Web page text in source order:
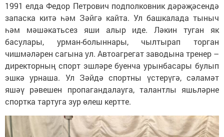
1991 елда Федор Петрович подполковник дәрәҗәсендә
запаска китә һәм Зәйгә кайта. Ул башкалада тыныч
һәм мәшәкатьсез яши алыр иде. Ләкин туган як
басулары, урман-болыннары, чылтырап торган
чишмәләрен сагына ул. Автоагрегат заводына тренер –
директорның спорт эшләре буенча урынбасары булып
эшкә урнаша. Ул Зәйдә спортны үстерүгә, сәламәт
яшәү рәвешен пропагандалауга, талантлы яшьләрне
спортка тартуга зур өлеш кертте.